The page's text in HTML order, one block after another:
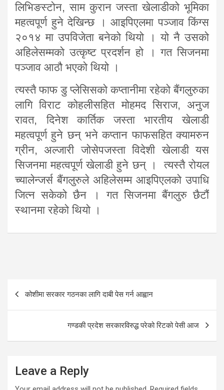
लिभिङस्टोन, साम कुरान जस्ता खेलाडीको भूमिका
महत्वपूर्ण हुने देखिन्छ । आइपिएलमा पञ्जाव किंग्स
२०१४ मा उपविजेता बनेको थियो । यो नै उसको
अहिलेसम्मको उत्कृष्ट प्रदर्शन हो । गत सिजनमा
पञ्जाव आठौ भएको थियो ।
त्यस्तै फाफ डु प्लेसिसको कप्तानीमा रहेको बैंगलुरुका
लागि विराट कोहलीसहित मोहमद सिराज, अनुज
रावत, दिनेश कार्तिक जस्ता भारतीय खेलाडी
महत्वपूर्ण हुने छन् भने कप्तान फाफसहित क्यामरुन
ग्रीन, अल्जारी जोसेपजस्ता विदेशी खेलाडी यस
सिजनमा महत्वपूर्ण खेलाडी हुने छन् । त्यस्तै रोयल
च्यालेन्जर्स बैंगलुरुले अहिलेसम्म आइपिएलको उपाधि
जित्न सकेको छैन । गत सिजनमा बैंगलुरु छैटौं
स्थानमा रहेको थियो ।
Post
कोशीमा सरकार गठनका लागि दाबी पेस गर्न आह्वान
गण्डकी प्रदेश सरकारविरुद्ध परेको रिटको पेसी आज
Leave a Reply